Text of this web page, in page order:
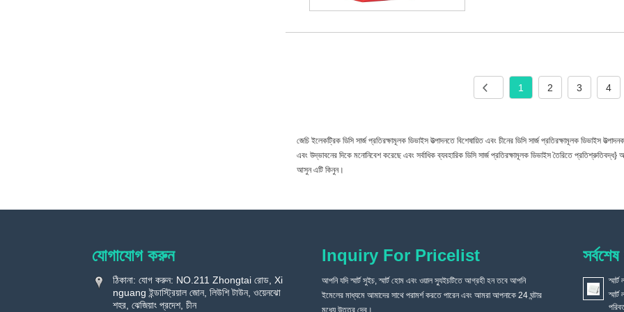
1 2 3 4
জেচি ইলেকট্রিক ডিসি সার্জ প্রতিরক্ষামূলক ডিভাইস উত্পাদনতে বিশেষায়িত এবং চীনের ডিসি সার্জ প্রতিরক্ষামূলক ডিভাইস
এবং উদ্ভাবনের দিকে মনোনিবেশ করেছে এবং সর্বাধিক ব্যবহারিক ডিসি সার্জ প্রতিরক্ষামূলক ডিভাইস তৈরিতে
আসুন এটি কিনুন।
যোগাযোগ করুন
ঠিকানা: যোগ করুন: NO.211 Zhongtai রোড, Xi
nguang ইন্ডাস্ট্রিয়াল জোন, লিউশি টাউন, ওয়েনঝো
শহর, ঝেজিয়াং প্রদেশ, চীন
Inquiry For Pricelist
আপনি যদি স্মার্ট সুইচ, স্মার্ট হোম এবং ওয়াল স্যুইচটিতে আগ্রহী হন তবে আপনি
ইমেলের মাধ্যমে আমাদের সাথে পরামর্শ করতে পারেন এবং আমরা আপনাকে 24 ঘন্টার
মধ্যে উত্তর দেব।
যখন আমার বাড়ি সংস্কার করা হয়, কেন আমি একটি সাধারণ সুইচ ইনস্টল করিনি,
কিন্তু একটি স্মার্ট ভয়েস সুইচ বেছে নিলাম? 2021/09/03
প্রযুক্তি অগ্রসর হচ্ছে, সমাজ বিকাশ করছে এবং স্মার্ট হোমগুলি আরও বেশি জনপ্রিয়